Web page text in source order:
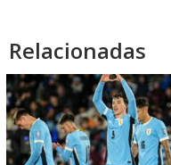
Relacionadas